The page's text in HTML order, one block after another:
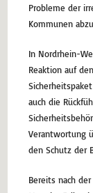
Probleme der
Kommunen
In Nordrhein-
Reaktion auf
auch die
Verantwortung
den Schutz der
Bereits nach